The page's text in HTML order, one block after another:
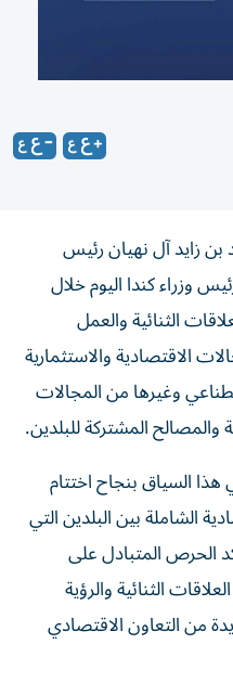
زايد آل نهيان رئيس
وزراء كندا اليوم خلال
الثنائية والعمل
الاقتصادية والاستثمارية
وغيرها من المجالات
والمصالح المشتركة للبلدين.
السياق بنجاح اختتام
الشاملة بين البلدين التي
المتبادل على
الثنائية والرؤية
من التعاون الاقتصادي